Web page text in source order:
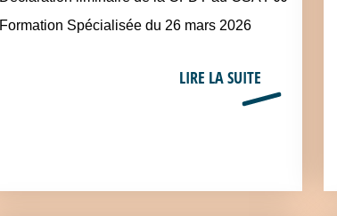
Formation Spécialisée du 26 mars 2026
LIRE LA SUITE